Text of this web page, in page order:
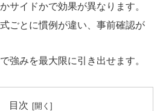
サイドかで効果が異なります。
ごとに慣例が違い、事前確認が
強みを最大限に引き出せます。
目次